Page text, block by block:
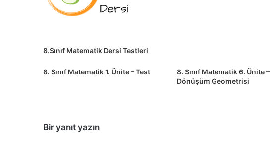
8.Sınıf Matematik Dersi Testleri
8. Sınıf Matematik 1. Ünite – Test
8. Sınıf Matematik 6. Ünite –
Dönüşüm Geometrisi
Bir yanıt yazın